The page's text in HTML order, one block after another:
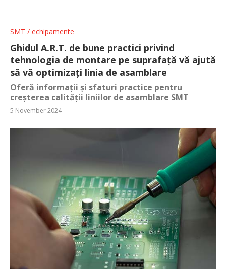
SMT / echipamente
Ghidul A.R.T. de bune practici privind
tehnologia de montare pe suprafață vă ajută
să vă optimizați linia de asamblare
Oferă informații și sfaturi practice pentru
creșterea calității liniilor de asamblare SMT
5 November 2024